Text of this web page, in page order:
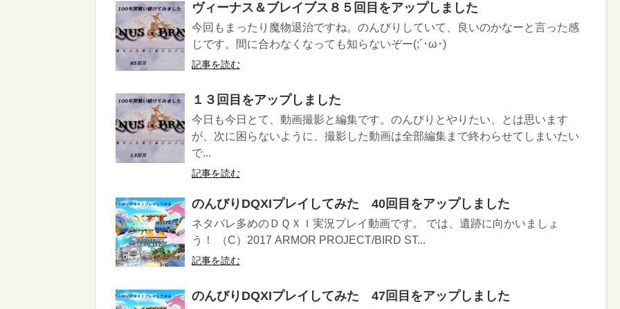
ヴィーナス＆ブレイブス８５回目をアップしました
今回もまったり魔物退治ですね。のんびりしていて、良いのかなーと言った感
じです。間に合わなくなっても知らないぞー(;´･ω･)
記事を読む
１３回目をアップしました
今日も今日とて、動画撮影と編集です。のんびりとやりたい、とは思います
が、次に困らないように、撮影した動画は全部編集まで終わらせてしまいたい
で...
記事を読む
のんびりDQXIプレイしてみた 40回目をアップしました
ネタバレ多めのＤＱＸＩ実況プレイ動画です。 では、遺跡に向かいましょ
う！ （C）2017 ARMOR PROJECT/BIRD ST...
記事を読む
のんびりDQXIプレイしてみた 47回目をアップしました